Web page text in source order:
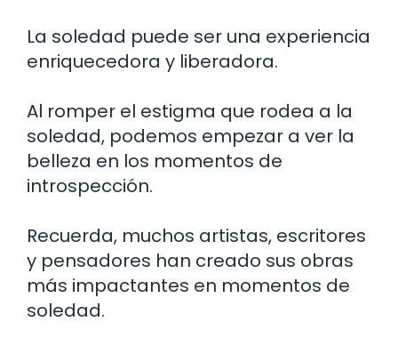
La soledad puede ser una experiencia
enriquecedora y liberadora.
Al romper el estigma que rodea a la
soledad, podemos empezar a ver la
belleza en los momentos de
introspección.
Recuerda, muchos artistas, escritores
y pensadores han creado sus obras
más impactantes en momentos de
soledad.